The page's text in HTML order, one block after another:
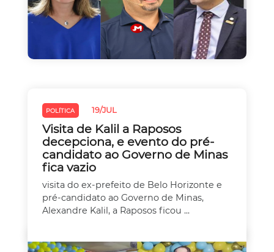
POLÍTICA 19/JUL
Visita de Kalil a Raposos
decepciona, e evento do pré-
candidato ao Governo de Minas
fica vazio
visita do ex-prefeito de Belo Horizonte e
pré-candidato ao Governo de Minas,
Alexandre Kalil, a Raposos ficou ...